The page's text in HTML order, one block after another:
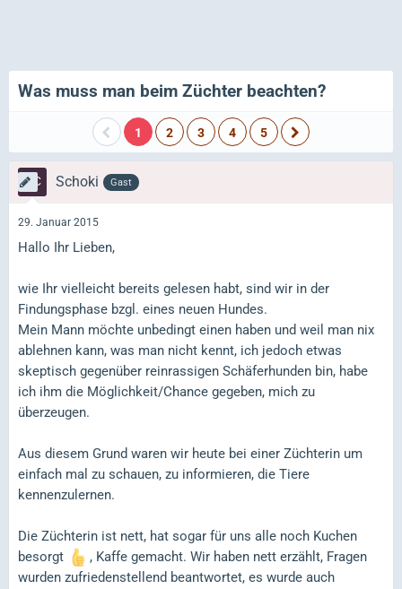
Was muss man beim Züchter beachten?
1 2 3 4 5
Schoki Gast
29. Januar 2015
Hallo Ihr Lieben,
wie Ihr vielleicht bereits gelesen habt, sind wir in der
Findungsphase bzgl. eines neuen Hundes.
Mein Mann möchte unbedingt einen haben und weil man nix
ablehnen kann, was man nicht kennt, ich jedoch etwas
skeptisch gegenüber reinrassigen Schäferhunden bin, habe
ich ihm die Möglichkeit/Chance gegeben, mich zu
überzeugen.
Aus diesem Grund waren wir heute bei einer Züchterin um
einfach mal zu schauen, zu informieren, die Tiere
kennenzulernen.
Die Züchterin ist nett, hat sogar für uns alle noch Kuchen
besorgt
, Kaffe gemacht. Wir haben nett erzählt, Fragen
wurden zufriedenstellend beantwortet, es wurde auch